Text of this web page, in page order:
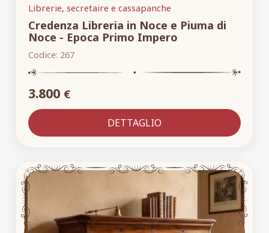
Librerie, secretaire e cassapanche
Credenza Libreria in Noce e Piuma di
Noce - Epoca Primo Impero
Codice: 267
3.800 €
DETTAGLIO